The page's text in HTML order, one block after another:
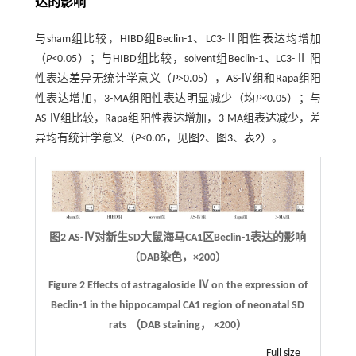
达的影响
与sham组比较，HIBD组Beclin-1、LC3-Ⅱ阳性表达均增加
（P<0.05）；与HIBD组比较，solvent组Beclin-1、LC3-Ⅱ 阳
性表达差异无统计学意义（ P>0.05），AS-Ⅳ组和Rapa组阳
性表达增加，3-MA组阳性表达明显减少（均P<0.05）；与
AS-Ⅳ组比较，Rapa组阳性表达增加，3-MA组表达减少，差
异均有统计学意义（P<0.05，见图2、 图3、 表2）。
图2 AS-Ⅳ对新生SD大鼠海马CA1区Beclin-1表达的影响
（DAB染色，×200）
Figure 2 Effects of astragaloside Ⅳ on the expression of
Beclin-1 in the hippocampal CA1 region of neonatal SD
rats （DAB staining， ×200）
Full size